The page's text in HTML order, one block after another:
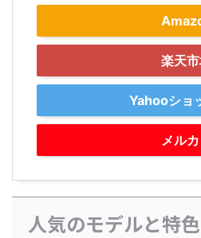
楽天
Yahooショ
メルカ
人気のモデルと特